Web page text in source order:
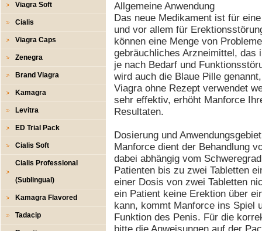
Viagra Soft
Cialis
Viagra Caps
Zenegra
Brand Viagra
Kamagra
Levitra
ED Trial Pack
Cialis Soft
Cialis Professional
(Sublingual)
Kamagra Flavored
Tadacip
Allgemeine Anwendung
Das neue Medikament ist für
und vor allem für
können eine Menge von
gebräuchliches Arzneimittel, das
je nach Bedarf und
wird auch die Blaue Pille
Viagra ohne Rezept verwendet
sehr effektiv, erhöht Manforce
Resultaten.
Dosierung und Anwendungsgebiet
Manforce dient der Behandlung
dabei abhängig vom
Patienten bis zu zwei Tabletten
einer Dosis von zwei Tabletten
ein Patient keine Erektion über
kann, kommt Manforce ins Spiel
Funktion des Penis. Für die